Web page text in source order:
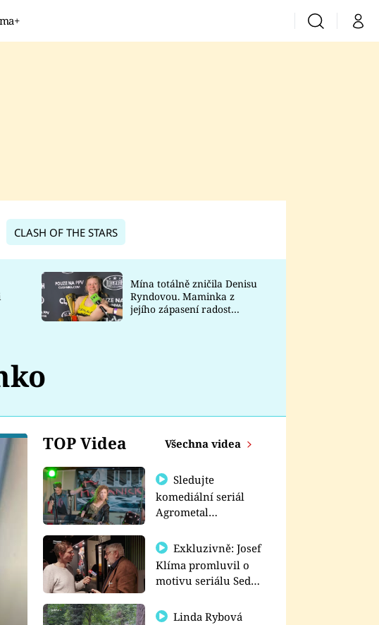
VyhledáváníMůj
Prima Lajk
Sledujte nás
CLASH OF THE STARS
Mína totálně zničila Denisu
Ryndovou. Maminka z
jejího zápasení radost
TOP Videa Všechna videa
Sledujte
komediální seriál
Agrometal
prima+
Exkluzivně: Josef
Klíma promluvil o
motivu seriálu Sedm
Linda Rybová